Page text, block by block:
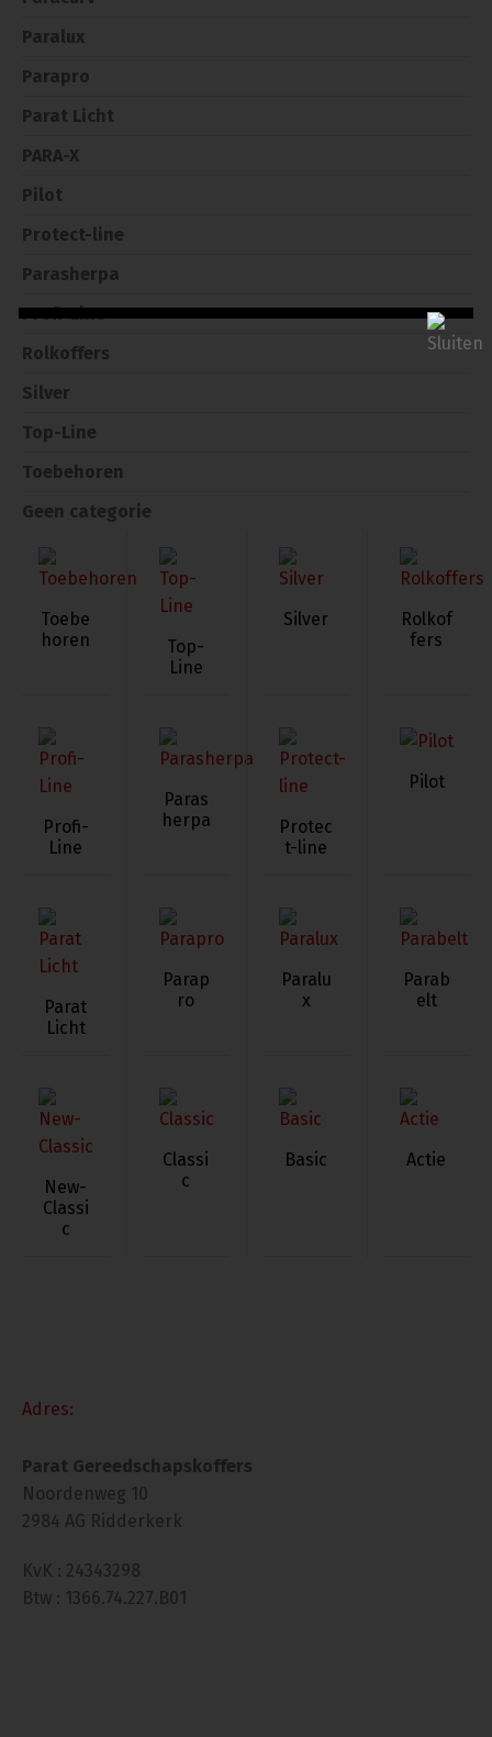
Paralux
Parapro
Parat Licht
PARA-X
Pilot
Protect-line
Parasherpa
Profi-Line
Rolkoffers
Silver
Top-Line
Toebehoren
Geen categorie
Toebe
horen
Top-
Line
Silver
Rolkof
fers
Profi-
Line
Paras
herpa
Protec
t-line
Pilot
Parat
Licht
Parap
ro
Paralu
x
Parab
elt
New-
Classi
c
Classi
c
Basic Actie
Adres:
Parat Gereedschapskoffers
Noordenweg 10
2984 AG Ridderkerk
KvK : 24343298
Btw : 1366.74.227.B01